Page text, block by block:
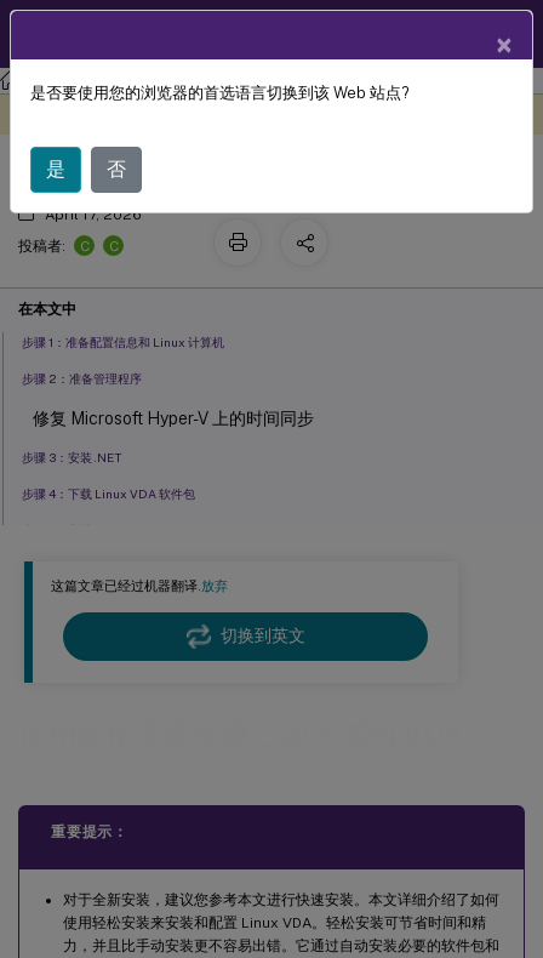
Linux 虚拟投递代理 Linux 虚拟投递代理 2407
这篇文章已经过机器翻译.放弃
切换到英文
重要提示：
对于全新安装，建议您参考本文进行快速安装。本文详细介绍了如何
使用轻松安装来安装和配置 Linux VDA。轻松安装可节省时间和精
力，并且比手动安装更不容易出错。它通过自动安装必要的软件包和
使用轻松安装创建已加入域的 VDA
April 17, 2026
投稿者:
C C
在本文中
步骤 1：准备配置信息和 Linux 计算机
步骤 2：准备管理程序
修复 Microsoft Hyper-V 上的时间同步
步骤 3：安装 .NET
步骤 4：下载 Linux VDA 软件包
步骤 5：安装 Linux VDA 软件包
步骤 6：安装 NVIDIA GRID 驱动程序
步骤 8：运行轻松安装以配置环境和 VDA 以完成安装
步骤 11：创建计算机目录
步骤 12：创建交付组
步骤 13：升级 Linux VDA（可选）
故障排除
×
是否要使用您的浏览器的首选语言切换到该 Web 站点?
是 否